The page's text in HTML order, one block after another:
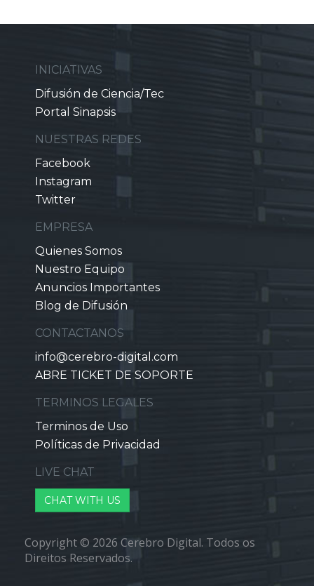
INICIATIVAS
Difusión de Ciencia/Tec
Portal Sinapsis
NUESTRAS REDES
Facebook
Instagram
Twitter
EMPRESA
Quienes Somos
Nuestro Equipo
Anuncios Importantes
Blog de Difusión
CONTACTANOS
info@cerebro-digital.com
ABRE TICKET DE SOPORTE
TERMINOS LEGALES
Terminos de Uso
Políticas de Privacidad
LIVE CHAT
CHAT WITH US
Copyright © 2026 Cerebro Digital. Todos os
Direitos Reservados.